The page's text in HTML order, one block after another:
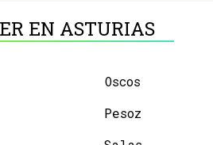
EN ASTURIAS
Oscos
Pesoz